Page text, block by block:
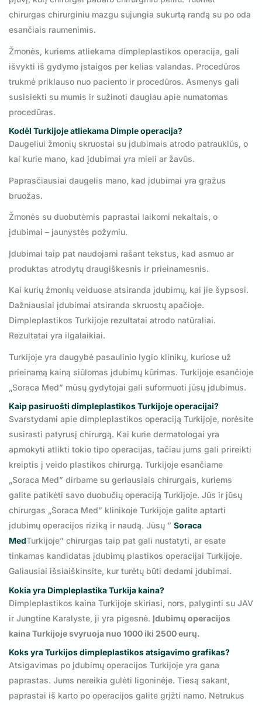
chirurgas chirurginiu mazgu sujungia sukurtą randą su po oda
esančiais raumenimis.
Žmonės, kuriems atliekama dimpleplastikos operacija, gali
išvykti iš gydymo įstaigos per kelias valandas. Procedūros
trukmė priklauso nuo paciento ir procedūros. Asmenys gali
susisiekti su mumis ir sužinoti daugiau apie numatomas
procedūras.
Kodėl Turkijoje atliekama Dimple operacija?
Daugeliui žmonių skruostai su įdubimais atrodo patrauklūs, o
kai kurie mano, kad įdubimai yra mieli ar žavūs.
Paprasčiausiai daugelis mano, kad įdubimai yra gražus
bruožas.
Žmonės su duobutėmis paprastai laikomi nekaltais, o
įdubimai – jaunystės požymiu.
Įdubimai taip pat naudojami rašant tekstus, kad asmuo ar
produktas atrodytų draugiškesnis ir prieinamesnis.
Kai kurių žmonių veiduose atsiranda įdubimų, kai jie šypsosi.
Dažniausiai įdubimai atsiranda skruostų apačioje.
Dimpleplastikos Turkijoje rezultatai atrodo natūraliai.
Rezultatai yra ilgalaikiai.
Turkijoje yra daugybė pasaulinio lygio klinikų, kuriose už
prieinamą kainą siūlomas įdubimų kūrimas. Turkijoje esančioje
„Soraca Med” mūsų gydytojai gali suformuoti jūsų įdubimus.
Kaip pasiruošti dimpleplastikos Turkijoje operacijai?
Svarstydami apie dimpleplastikos operaciją Turkijoje, norėsite
susirasti patyrusį chirurgą. Kai kurie dermatologai yra
apmokyti atlikti tokio tipo operacijas, tačiau jums gali prireikti
kreiptis į veido plastikos chirurgą. Turkijoje esančiame
„Soraca Med” dirbame su geriausiais chirurgais, kuriems
galite patikėti savo duobučių operaciją Turkijoje. Jūs ir jūsų
chirurgas „Soraca Med” klinikoje Turkijoje galite aptarti
įdubimų operacijos riziką ir naudą. Jūsų ” Soraca
MedTurkijoje” chirurgas taip pat gali nustatyti, ar esate
tinkamas kandidatas įdubimų plastikos operacijai Turkijoje.
Galiausiai išsiaiškinsite, kur turėtų būti dedami įdubimai.
Kokia yra Dimpleplastika Turkija kaina?
Dimpleplastikos kaina Turkijoje skiriasi, nors, palyginti su JAV
ir Jungtine Karalyste, ji yra pigesnė. Įdubimų operacijos
kaina Turkijoje svyruoja nuo 1000 iki 2500 eurų.
Koks yra Turkijos dimpleplastikos atsigavimo grafikas?
Atsigavimas po įdubimų operacijos Turkijoje yra gana
paprastas. Jums nereikia gulėti ligoninėje. Tiesą sakant,
paprastai iš karto po operacijos galite grįžti namo. Netrukus